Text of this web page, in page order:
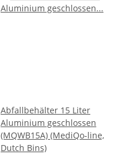
Abfallbehälter 15 Liter
Aluminium geschlossen
(MQWB15A) (MediQo-line,
Dutch Bins)